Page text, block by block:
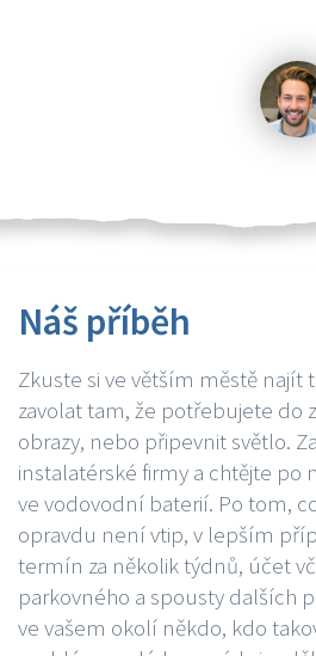
Náš příběh
Zkuste si ve větším městě najít
zavolat tam, že potřebujete do
obrazy, nebo připevnit světlo.
instalatérské firmy a chtějte po
ve vodovodní baterií. Po tom,
opravdu není vtip, v lepším
termín za několik týdnů, účet
parkovného a spousty dalších
ve vašem okolí někdo, kdo